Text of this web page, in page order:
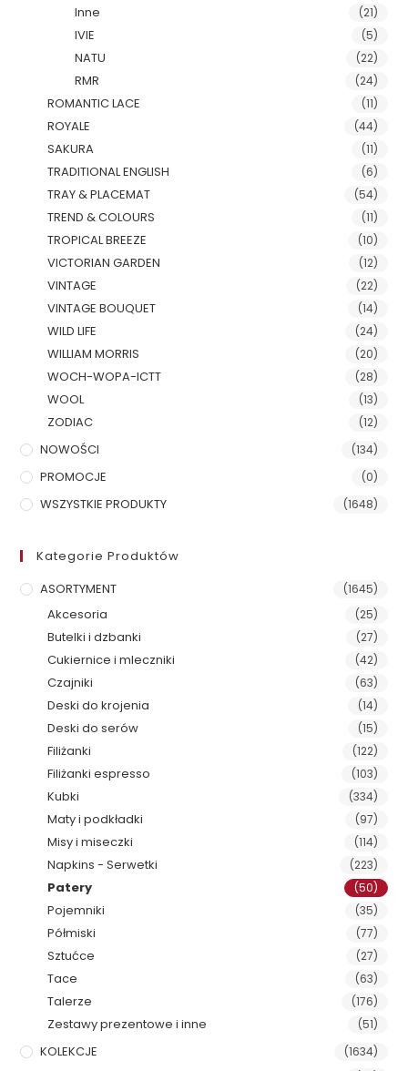
Inne (21)
IVIE (5)
NATU (22)
RMR (24)
ROMANTIC LACE (11)
ROYALE (44)
SAKURA (11)
TRADITIONAL ENGLISH (6)
TRAY & PLACEMAT (54)
TREND & COLOURS (11)
TROPICAL BREEZE (10)
VICTORIAN GARDEN (12)
VINTAGE (22)
VINTAGE BOUQUET (14)
WILD LIFE (24)
WILLIAM MORRIS (20)
WOCH-WOPA-ICTT (28)
WOOL (13)
ZODIAC (12)
NOWOŚCI (134)
PROMOCJE (0)
WSZYSTKIE PRODUKTY (1648)
Kategorie Produktów
ASORTYMENT
(1645)
Akcesoria (25)
Butelki i dzbanki (27)
Cukiernice i mleczniki (42)
Czajniki (63)
Deski do krojenia (14)
Deski do serów (15)
Filiżanki (122)
Filiżanki espresso (103)
Kubki (334)
Maty i podkładki (97)
Misy i miseczki (114)
Napkins - Serwetki (223)
Patery (50)
Pojemniki (35)
Półmiski (77)
Sztućce (27)
Tace (63)
Talerze (176)
Zestawy prezentowe i inne (51)
KOLEKCJE (1634)